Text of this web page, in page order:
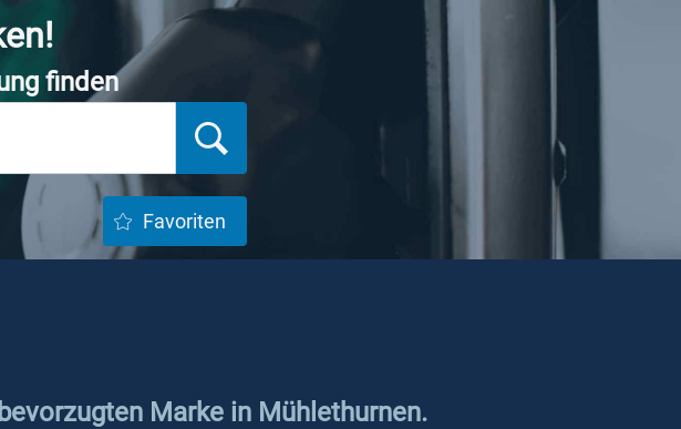
finden
Favoriten
Marke in Mühlethurnen.